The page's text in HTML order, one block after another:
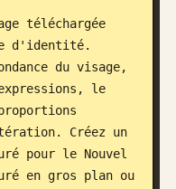
d'identité.
du visage,
le
Créez un
pour le Nouvel
en gros plan ou